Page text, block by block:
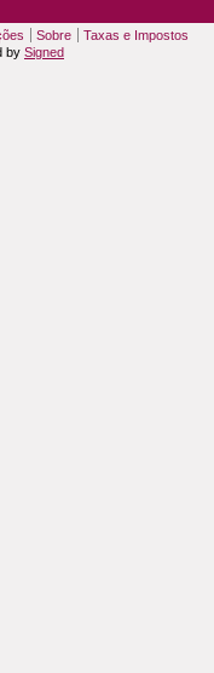
Sobre
Taxas e Impostos
by Signed